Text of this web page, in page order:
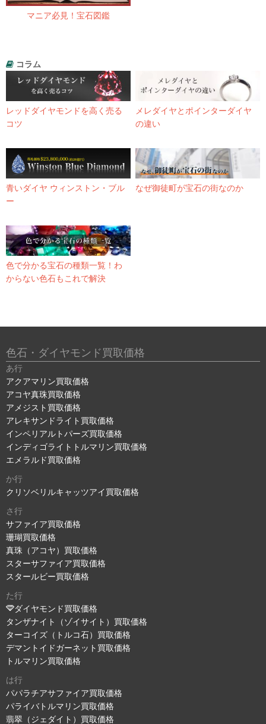
マニア必見！宝石図鑑
コラム
レッドダイヤモンドを高く売る
コツ
メレダイヤとポインターダイヤ
の違い
青いダイヤ ウィンストン・ブル
ー
なぜ御徒町が宝石の街なのか
色で分かる宝石の種類一覧！わ
からない色石もこれで解決
色石・ダイヤモンド買取価格
あ行
アクアマリン買取価格
アコヤ真珠買取価格
アメジスト買取価格
アレキサンドライト買取価格
インペリアルトパーズ買取価格
インディゴライトトルマリン買取価格
エメラルド買取価格
か行
クリソベリルキャッツアイ買取価格
さ行
サファイア買取価格
珊瑚買取価格
真珠（アコヤ）買取価格
スターサファイア買取価格
スタールビー買取価格
た行
ダイヤモンド買取価格
タンザナイト（ゾイサイト）買取価格
ターコイズ（トルコ石）買取価格
デマントイドガーネット買取価格
トルマリン買取価格
は行
パパラチアサファイア買取価格
パライバトルマリン買取価格
翡翠（ジェダイト）買取価格